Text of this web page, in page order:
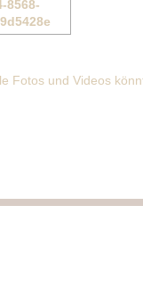
Fotos und Videos